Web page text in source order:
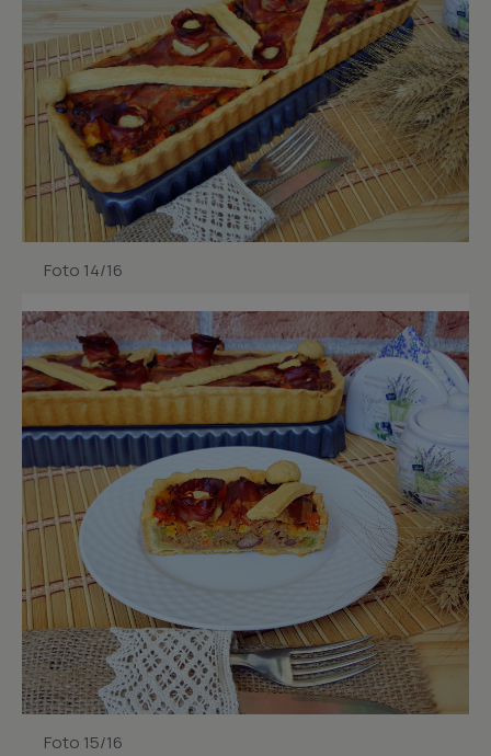
Foto 14/16
Foto 15/16